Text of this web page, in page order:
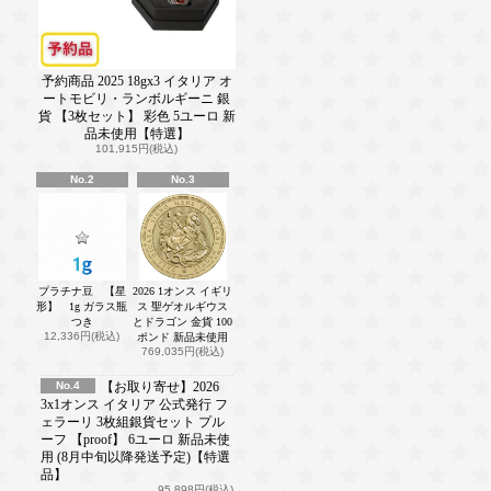
予約商品 2025 18gx3 イタリア オ
ートモビリ・ランボルギーニ 銀
貨 【3枚セット】 彩色 5ユーロ 新
品未使用【特選】
101,915円(税込)
No.2
プラチナ豆 【星
形】 1g ガラス瓶
つき
12,336円(税込)
No.3
2026 1オンス イギリ
ス 聖ゲオルギウス
とドラゴン 金貨 100
ポンド 新品未使用
769,035円(税込)
No.4
【お取り寄せ】2026
3x1オンス イタリア 公式発行 フ
ェラーリ 3枚組銀貨セット プル
ーフ 【proof】 6ユーロ 新品未使
用 (8月中旬以降発送予定)【特選
品】